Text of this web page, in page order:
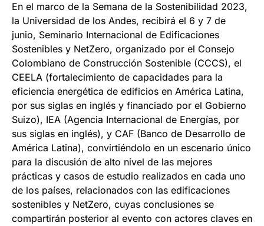
En el marco de la Semana de la Sostenibilidad 2023,
la Universidad de los Andes, recibirá el 6 y 7 de
junio, Seminario Internacional de Edificaciones
Sostenibles y NetZero, organizado por el Consejo
Colombiano de Construcción Sostenible (CCCS), el
CEELA (fortalecimiento de capacidades para la
eficiencia energética de edificios en América Latina,
por sus siglas en inglés y financiado por el Gobierno
Suizo), IEA (Agencia Internacional de Energías, por
sus siglas en inglés), y CAF (Banco de Desarrollo de
América Latina), convirtiéndolo en un escenario único
para la discusión de alto nivel de las mejores
prácticas y casos de estudio realizados en cada uno
de los países, relacionados con las edificaciones
sostenibles y NetZero, cuyas conclusiones se
compartirán posterior al evento con actores claves en